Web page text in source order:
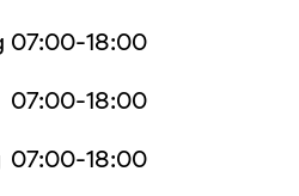
07:00-18:00
07:00-18:00
07:00-18:00